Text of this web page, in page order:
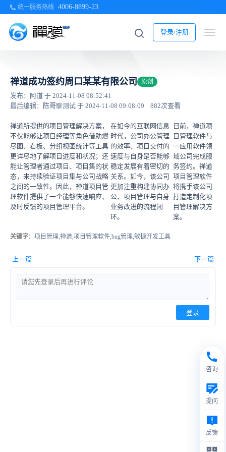
统一服务热线 4006-8899-23
登录/注册
禅道成功签约周口某某有限公司 原创
发布：阿道 于 2024-11-08 08:52:41
最后编辑：陈哥聊测试 于 2024-11-08 09:08:09
882次查看
日前，禅道项
目管理软件与
一应用软件领
域公司完成服
务签约。禅道
项目管理软件
将携手该公司
打造定制化项
目管理解决方
案。
在如今的互联网信息
时代，公司办公管理
的效率、项目交付的
速度与自身是否能够
稳定发展有着密切的
关系。如今，该公司
更加注重构建协同办
公、项目管理与自身
业务改进的流程闭
环。
禅道所提供的项目管理解决方案，
不仅能够让项目经理等角色借助燃
尽图、看板、分组视图统计等工具
更详尽地了解项目进度和状况；还
能让管理者通过项目、项目集的状
态，来持续验证项目集与公司战略
之间的一致性。因此，禅道项目管
理软件提供了一个能够快速响应、
及时反馈的项目管理平台。
关键字：项目管理,禅道,项目管理软件,bug管理,敏捷开发工具
上一篇 下一篇
登录
咨询
提问
反馈